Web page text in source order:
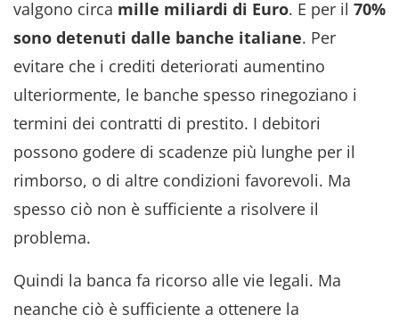
valgono circa mille miliardi di Euro. E per il 70%
sono detenuti dalle banche italiane. Per
evitare che i crediti deteriorati aumentino
ulteriormente, le banche spesso rinegoziano i
termini dei contratti di prestito. I debitori
possono godere di scadenze più lunghe per il
rimborso, o di altre condizioni favorevoli. Ma
spesso ciò non è sufficiente a risolvere il
problema.
Quindi la banca fa ricorso alle vie legali. Ma
neanche ciò è sufficiente a ottenere la